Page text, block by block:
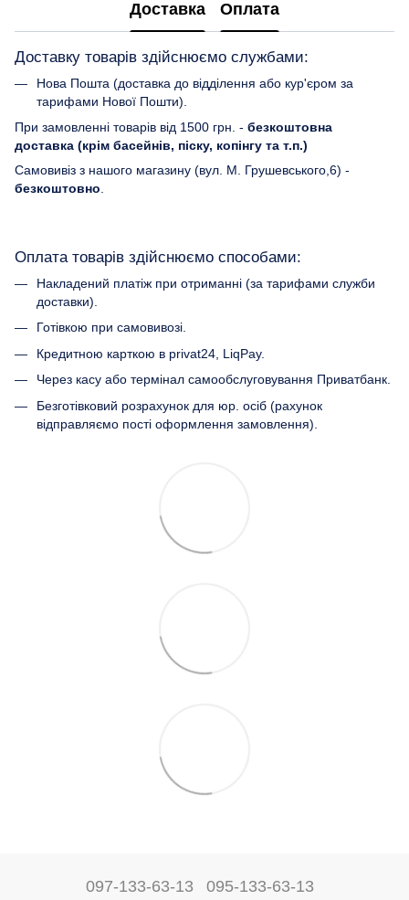
Доставка Оплата
Доставку товарів здійснюємо службами:
Нова Пошта (доставка до відділення або кур'єром за
тарифами Нової Пошти).
При замовленні товарів від 1500 грн. - безкоштовна
доставка (крім басейнів, піску, копінгу та т.п.)
Самовивіз з нашого магазину (вул. М. Грушевського,6) -
безкоштовно
Оплата товарів здійснюємо способами:
Накладений платіж при отриманні (за тарифами служби
доставки).
Готівкою при самовивозі.
Кредитною карткою в privat24, LiqPay.
Через касу або термінал самообслуговування Приватбанк.
Безготівковий розрахунок для юр. осіб (рахунок
відправляємо пості оформлення замовлення).
097-133-63-13 095-133-63-13